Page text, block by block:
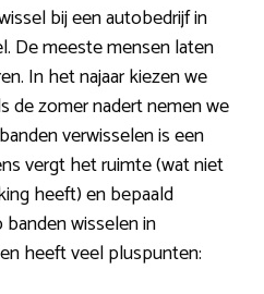
bij een autobedrijf in
De meeste mensen laten
In het najaar kiezen we
de zomer nadert nemen we
verwisselen is een
vergt het ruimte (wat niet
heeft) en bepaald
wisselen in
heeft veel pluspunten: